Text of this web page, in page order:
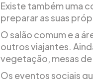
Existe também uma
preparar as suas
O salão comum e a
outros viajantes.
vegetação, mesas
Os eventos sociais